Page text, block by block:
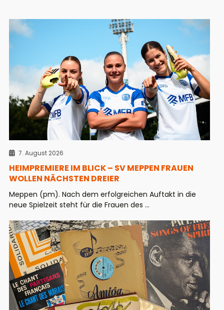
7. August 2026
HEIMPREMIERE IM BLICK – SV MEPPEN FRAUEN
WOLLEN NÄCHSTEN DREIER
Meppen (pm). Nach dem erfolgreichen Auftakt in die
neue Spielzeit steht für die Frauen des ...